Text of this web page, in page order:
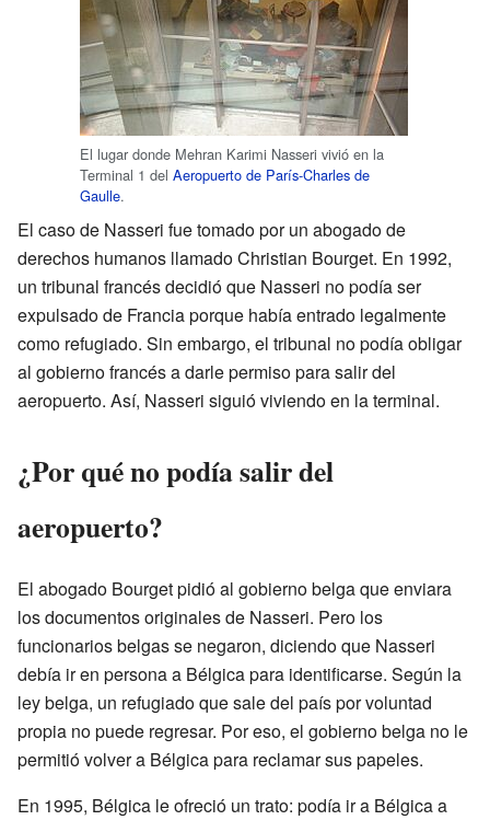
El lugar donde Mehran Karimi Nasseri vivió en la
Terminal 1 del Aeropuerto de París-Charles de
Gaulle.
El caso de Nasseri fue tomado por un abogado de
derechos humanos llamado Christian Bourget. En 1992,
un tribunal francés decidió que Nasseri no podía ser
expulsado de Francia porque había entrado legalmente
como refugiado. Sin embargo, el tribunal no podía obligar
al gobierno francés a darle permiso para salir del
aeropuerto. Así, Nasseri siguió viviendo en la terminal.
¿Por qué no podía salir del
aeropuerto?
El abogado Bourget pidió al gobierno belga que enviara
los documentos originales de Nasseri. Pero los
funcionarios belgas se negaron, diciendo que Nasseri
debía ir en persona a Bélgica para identificarse. Según la
ley belga, un refugiado que sale del país por voluntad
propia no puede regresar. Por eso, el gobierno belga no le
permitió volver a Bélgica para reclamar sus papeles.
En 1995, Bélgica le ofreció un trato: podía ir a Bélgica a